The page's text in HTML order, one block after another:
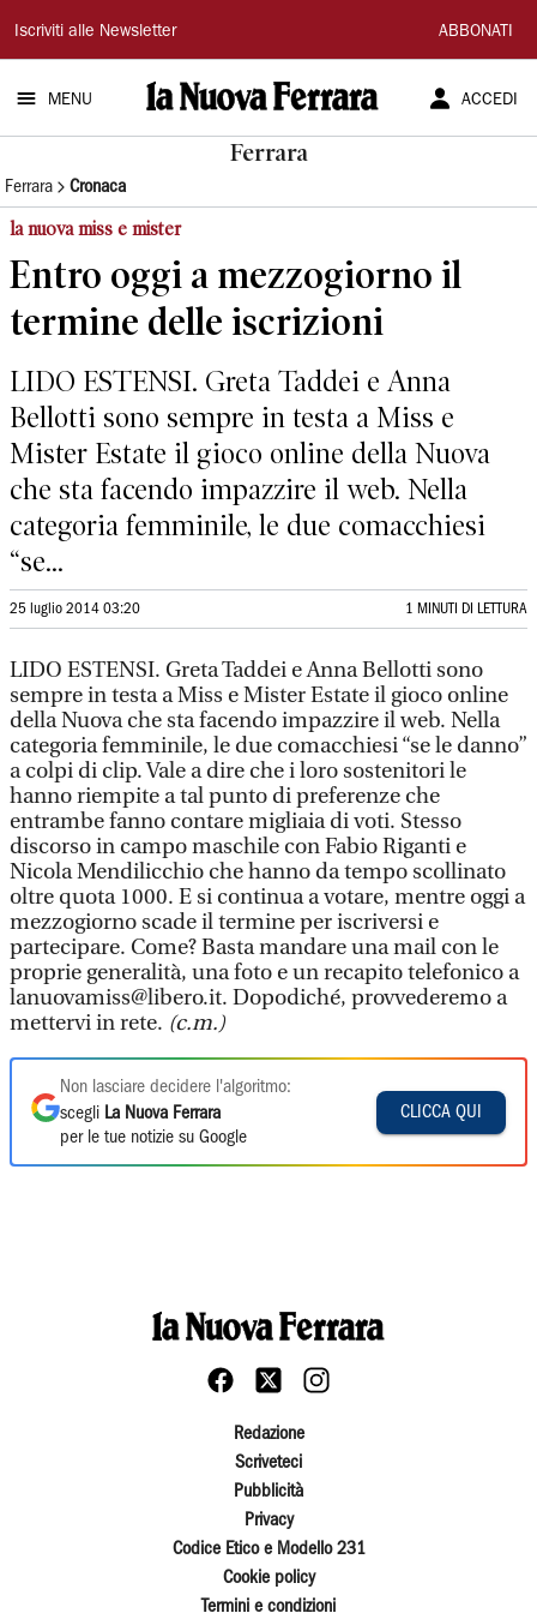
La
Nuova
Ferrara
Iscriviti alle Newsletter ABBONATI
MENU ACCEDI
Ferrara
Ferrara Cronaca
la nuova miss e mister
Entro oggi a mezzogiorno il
termine delle iscrizioni
LIDO ESTENSI. Greta Taddei e Anna
Bellotti sono sempre in testa a Miss e
Mister Estate il gioco online della Nuova
che sta facendo impazzire il web. Nella
categoria femminile, le due comacchiesi
“se...
25 luglio 2014 03:20 1 MINUTI DI LETTURA
LIDO ESTENSI. Greta Taddei e Anna Bellotti sono
sempre in testa a Miss e Mister Estate il gioco online
della Nuova che sta facendo impazzire il web. Nella
categoria femminile, le due comacchiesi “se le danno”
a colpi di clip. Vale a dire che i loro sostenitori le
hanno riempite a tal punto di preferenze che
entrambe fanno contare migliaia di voti. Stesso
discorso in campo maschile con Fabio Riganti e
Nicola Mendilicchio che hanno da tempo scollinato
oltre quota 1000. E si continua a votare, mentre oggi a
mezzogiorno scade il termine per iscriversi e
partecipare. Come? Basta mandare una mail con le
proprie generalità, una foto e un recapito telefonico a
lanuovamiss@libero.it. Dopodiché, provvederemo a
mettervi in rete. (c.m.)
Non lasciare decidere l'algoritmo:
scegli La Nuova Ferrara
per le tue notizie su Google
CLICCA QUI
Redazione
Scriveteci
Pubblicità
Privacy
Codice Etico e Modello 231
Cookie policy
Termini e condizioni